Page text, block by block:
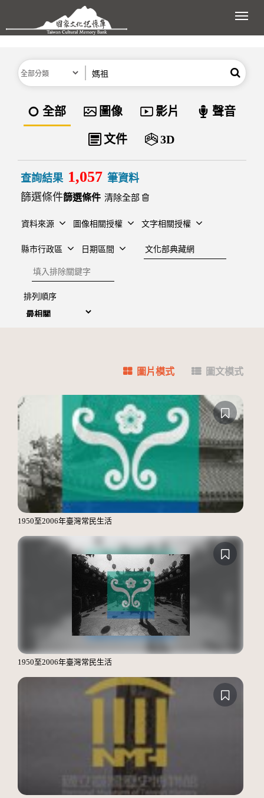
跳到主要內容區塊
展
分類 搜尋
資料類型
全部 圖像 影片 聲音
文件 3D
查詢結果 1,057 筆資料
篩選條件
清除全部
資料來源 圖像相關授權 文字相關授權
縣市行政區 日期區間
建檔單位
排除關鍵字
排列順序
圖片模式 圖文模式
1950至2006年臺灣常民生活
1950至2006年臺灣常民生活